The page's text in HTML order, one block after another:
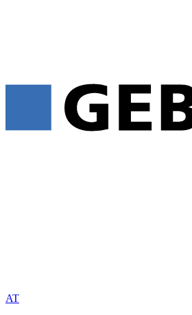
AT